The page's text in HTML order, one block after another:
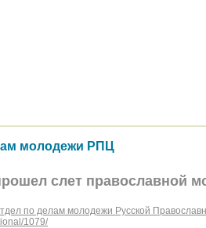
молодежи РПЦ
слет православной
по делам молодежи Русской
1079/